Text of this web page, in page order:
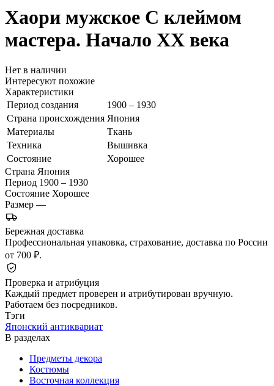
Хаори мужское С клеймом
мастера. Начало ХХ века
Нет в наличии
Интересуют похожие
Характеристики
Период создания
1900 – 1930
Страна происхождения Япония
Материалы
Ткань
Техника
Вышивка
Состояние
Хорошее
Страна Япония
Период 1900 – 1930
Состояние Хорошее
Размер —
Бережная доставка
Профессиональная упаковка, страхование, доставка по России
от 700 ₽.
Проверка и атрибуция
Каждый предмет проверен и атрибутирован вручную.
Работаем без посредников.
Тэги
Японский антиквариат
В разделах
Предметы декора
Костюмы
Восточная коллекция